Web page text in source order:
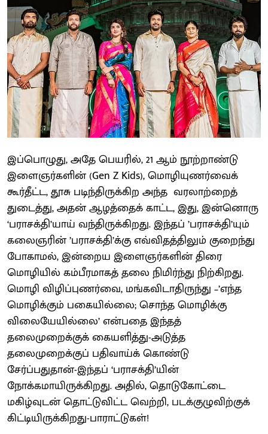
இப்பொழுது, அதே பெயரில், 21 ஆம் நூற்றாண்டு
இளைஞர்களின் (Gen Z Kids), மொழியுணர்வைக்
கூர்தீட்ட, தூசு படிந்திருக்கிற அந்த வரலாற்றைத்
துடைத்து, அதன் ஆழத்தைக் காட்ட, இது, இன்னொரு
‘பராசக்தி’யாய் வந்திருக்கிறது. இந்தப் ’பராசக்தி’யும்
கலைஞரின் ’பராசக்தி’க்கு எவ்விதத்திலும் குறைந்து
போகாமல், இன்றைய இளைஞர்களின் திரை
மொழியில் கம்பீரமாகத் தலை நிமிர்ந்து நிற்கிறது.
மொழி விழிப்புணர்வை, மங்கவிடாதிருந்து –’எந்த
மொழிக்கும் பகையில்லை; சொந்த மொழிக்கு
விலையேயில்லை’ என்பதை இந்தத்
தலைமுறைக்குக் கையளித்து-அடுத்த
தலைமுறைக்குப் பதிவாய்க் கொண்டு
சேர்ப்பதுதான்-இந்தப் ‘பராசக்தி’யின்
நோக்கமாயிருக்கிறது. அதில், தொடுகோட்டை
மகிழ்வுடன் தொட்டுவிட்ட வெற்றி, படக்குழுவிற்குக்
கிட்டியிருக்கிறது-பாராட்டுகள்!